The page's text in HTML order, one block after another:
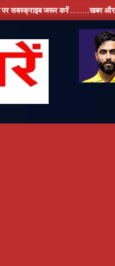
जरूर करें ........खबर और विज्ञापन